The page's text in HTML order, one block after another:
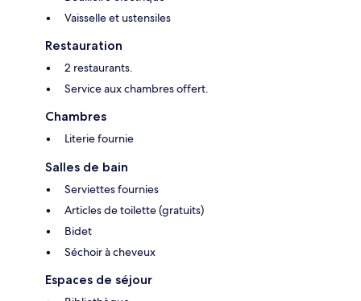
Vaisselle et ustensiles
Restauration
2 restaurants.
Service aux chambres offert.
Chambres
Literie fournie
Salles de bain
Serviettes fournies
Articles de toilette (gratuits)
Bidet
Séchoir à cheveux
Espaces de séjour